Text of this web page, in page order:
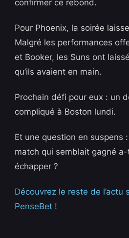
confirmer ce rebond.
Pour Phoenix, la soirée
Malgré les performances
et Booker, les Suns ont
qu’ils avaient en main.
Prochain défi pour eux : un
compliqué à Boston lundi.
Et une question en suspens
match qui semblait gagné
échapper ?
Découvrez le reste de l’actu
PenseBet !